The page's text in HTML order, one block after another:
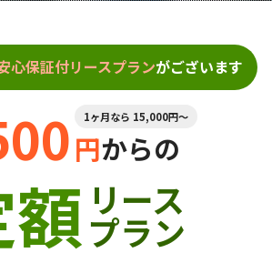
心保証付リースプランがございます
1ヶ月なら 15,000円～
円からの
リース
プラン